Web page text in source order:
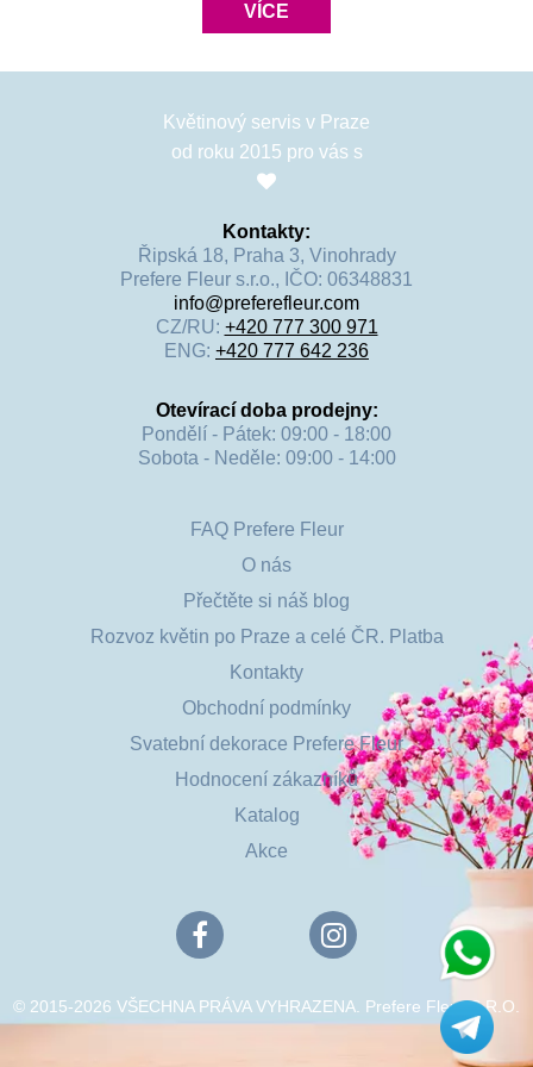
VÍCE
Květinový servis v Praze
od roku 2015 pro vás s
Kontakty:
Řipská 18, Praha 3, Vinohrady
Prefere Fleur s.r.o., IČO: 06348831
info@preferefleur.com
CZ/RU: +420 777 300 971
ENG: +420 777 642 236
Otevírací doba prodejny:
Pondělí - Pátek: 09:00 - 18:00
Sobota - Neděle: 09:00 - 14:00
FAQ Prefere Fleur
O nás
Přečtěte si náš blog
Rozvoz květin po Praze a celé ČR. Platba
Kontakty
Obchodní podmínky
Svatební dekorace Prefere Fleur
Hodnocení zákazníků
Katalog
Akce
© 2015-2026 VŠECHNA PRÁVA VYHRAZENA. Prefere Fleur S.R.O.